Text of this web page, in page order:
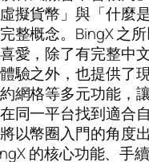
擬貨幣」與「什麼
整概念。BingX 之
愛，除了有完整中
驗之外，也提供了現
網格等多元功能，
同一平台找到適合
以幣圈入門的角度
的核心功能、手